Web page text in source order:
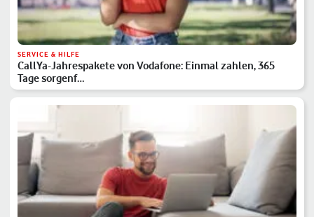
SERVICE & HILFE
CallYa-Jahrespakete von Vodafone: Einmal zahlen, 365
Tage sorgenf…